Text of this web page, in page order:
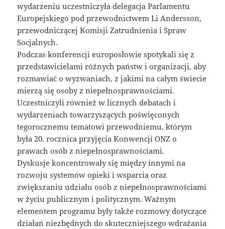
wydarzeniu uczestniczyła delegacja Parlamentu
Europejskiego pod przewodnictwem Li Andersson,
przewodniczącej Komisji Zatrudnienia i Spraw
Socjalnych.
Podczas konferencji europosłowie spotykali się z
przedstawicielami różnych państw i organizacji, aby
rozmawiać o wyzwaniach, z jakimi na całym świecie
mierzą się osoby z niepełnosprawnościami.
Uczestniczyli również w licznych debatach i
wydarzeniach towarzyszących poświęconych
tegorocznemu tematowi przewodniemu, którym
była 20. rocznica przyjęcia Konwencji ONZ o
prawach osób z niepełnosprawnościami.
Dyskusje koncentrowały się między innymi na
rozwoju systemów opieki i wsparcia oraz
zwiększaniu udziału osób z niepełnosprawnościami
w życiu publicznym i politycznym. Ważnym
elementem programu były także rozmowy dotyczące
działań niezbędnych do skuteczniejszego wdrażania